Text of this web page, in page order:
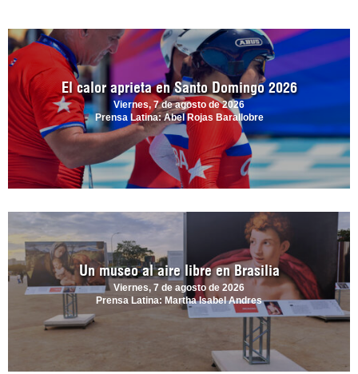
El calor aprieta en Santo Domingo 2026
Viernes, 7 de agosto de 2026
Prensa Latina: Abel Rojas Barallobre
Un museo al aire libre en Brasilia
Viernes, 7 de agosto de 2026
Prensa Latina: Martha Isabel Andres